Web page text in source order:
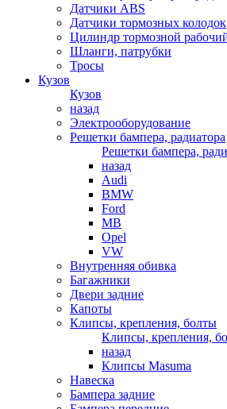
Датчики ABS
Датчики тормозных колодок
Цилиндр тормозной
Шланги, патрубки
Тросы
Кузов
Кузов
назад
Электрооборудование
Решетки бампера, радиатора
Решетки бампера,
назад
Audi
BMW
Ford
MB
Opel
VW
Внутренняя обивка
Багажники
Двери задние
Капоты
Клипсы, крепления, болты
Клипсы, крепления,
назад
Клипсы Masuma
Навеска
Бампера задние